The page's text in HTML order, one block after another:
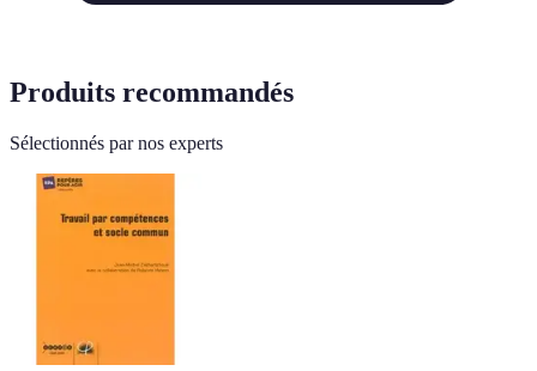
Produits recommandés
Sélectionnés par nos experts